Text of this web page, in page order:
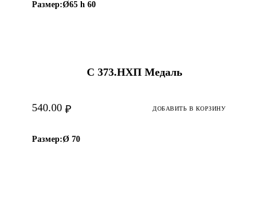
Размер:Ø65 h 60
С 373.НХП Медаль
₽
540.00 ДОБАВИТЬ В КОРЗИНУ
Размер:Ø 70